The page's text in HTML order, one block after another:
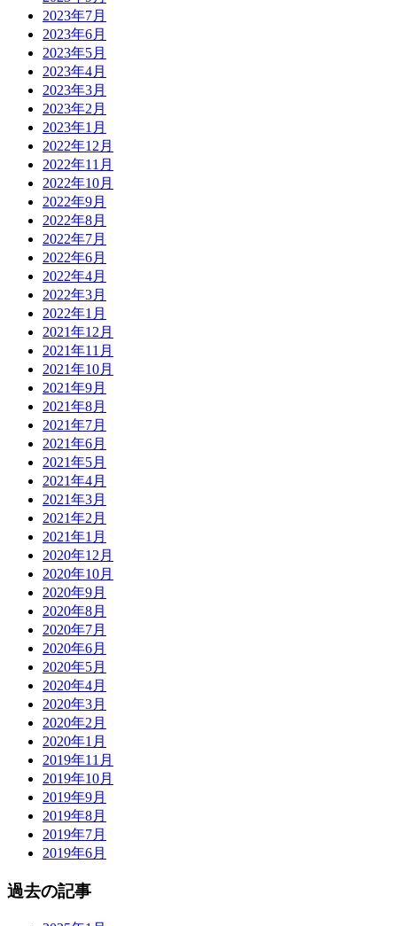
2023年7月
2023年6月
2023年5月
2023年4月
2023年3月
2023年2月
2023年1月
2022年12月
2022年11月
2022年10月
2022年9月
2022年8月
2022年7月
2022年6月
2022年4月
2022年3月
2022年1月
2021年12月
2021年11月
2021年10月
2021年9月
2021年8月
2021年7月
2021年6月
2021年5月
2021年4月
2021年3月
2021年2月
2021年1月
2020年12月
2020年10月
2020年9月
2020年8月
2020年7月
2020年6月
2020年5月
2020年4月
2020年3月
2020年2月
2020年1月
2019年11月
2019年10月
2019年9月
2019年8月
2019年7月
2019年6月
過去の記事